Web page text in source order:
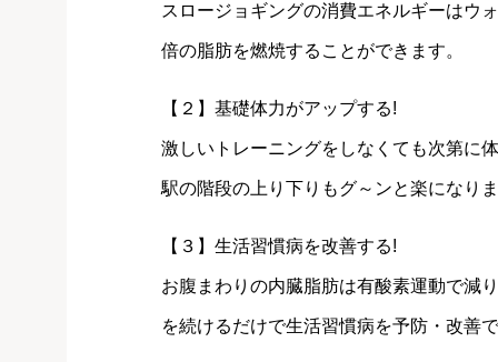
スロージョギングの消費エネルギーはウ
倍の脂肪を燃焼することができます。
【２】基礎体力がアップする!
激しいトレーニングをしなくても次第に
駅の階段の上り下りもグ～ンと楽になり
【３】生活習慣病を改善する!
お腹まわりの内臓脂肪は有酸素運動で減
を続けるだけで生活習慣病を予防・改善